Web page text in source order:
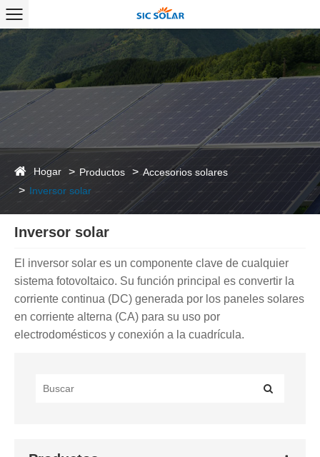
Hogar Productos
Accesorios solares
Inversor solar
Inversor solar
El inversor solar es un componente clave de cualquier
sistema fotovoltaico. Su función principal es convertir la
corriente continua (DC) generada por los paneles solares
en corriente alterna (CA) para su uso por
electrodomésticos y conexión a la cuadrícula.